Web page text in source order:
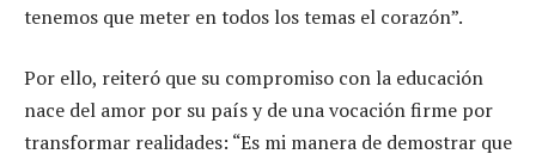
tenemos que meter en todos los temas el corazón”.
Por ello, reiteró que su compromiso con la educación
nace del amor por su país y de una vocación firme por
transformar realidades: “Es mi manera de demostrar que